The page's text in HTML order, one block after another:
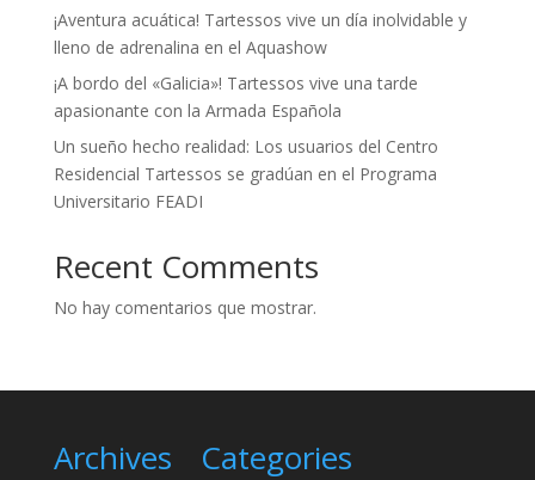
¡Aventura acuática! Tartessos vive un día inolvidable y
lleno de adrenalina en el Aquashow
¡A bordo del «Galicia»! Tartessos vive una tarde
apasionante con la Armada Española
Un sueño hecho realidad: Los usuarios del Centro
Residencial Tartessos se gradúan en el Programa
Universitario FEADI
Recent Comments
No hay comentarios que mostrar.
Archives Categories